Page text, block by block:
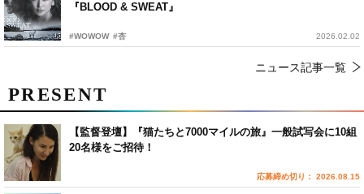
『BLOOD & SWEAT』
#WOWOW #杏 2026.02.02
ニュース記事一覧
PRESENT
【監督登壇】『猫たちと7000マイルの旅』一般試写会に10組
20名様をご招待！
応募締め切り： 2026.08.15